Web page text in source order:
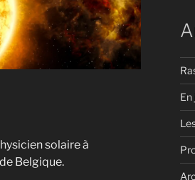
solaire à
Belgique.
En